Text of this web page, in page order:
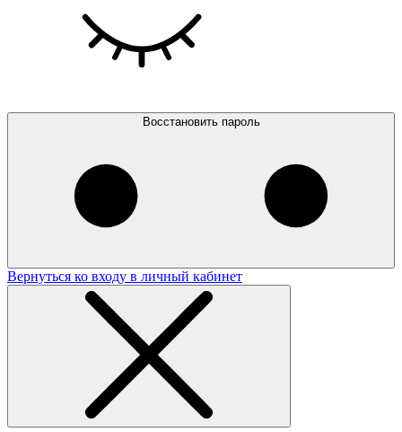
Восстановить пароль
Вернуться ко входу в личный кабинет